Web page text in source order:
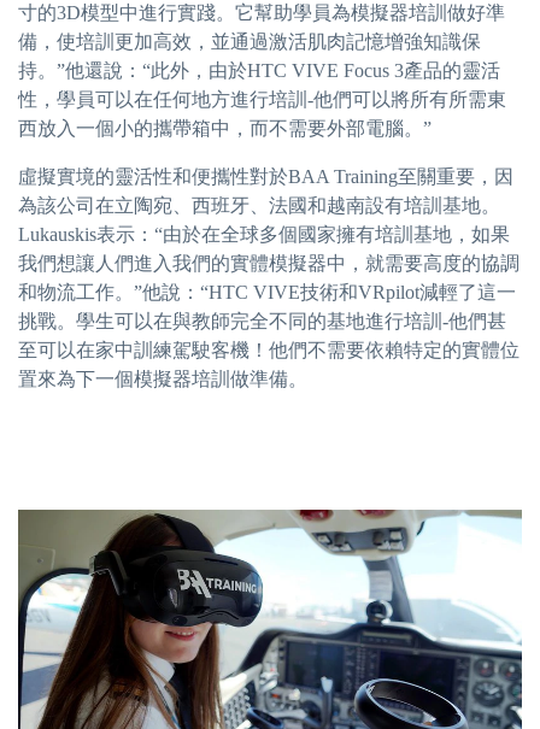
寸的3D模型中進行實踐。它幫助學員為模擬器培訓做好準
備，使培訓更加高效，並通過激活肌肉記憶增強知識保
持。”他還說：“此外，由於HTC VIVE Focus 3產品的靈活
性，學員可以在任何地方進行培訓-他們可以將所有所需東
西放入一個小的攜帶箱中，而不需要外部電腦。”
虛擬實境的靈活性和便攜性對於BAA Training至關重要，因
為該公司在立陶宛、西班牙、法國和越南設有培訓基地。
Lukauskis表示：“由於在全球多個國家擁有培訓基地，如果
我們想讓人們進入我們的實體模擬器中，就需要高度的協調
和物流工作。”他說：“HTC VIVE技術和VRpilot減輕了這一
挑戰。學生可以在與教師完全不同的基地進行培訓-他們甚
至可以在家中訓練駕駛客機！他們不需要依賴特定的實體位
置來為下一個模擬器培訓做準備。